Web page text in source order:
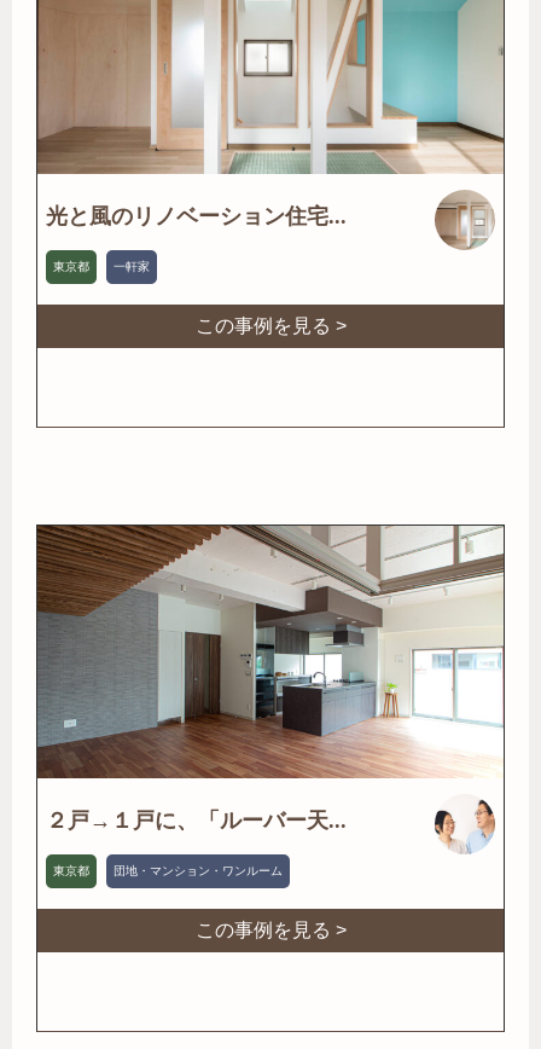
光と風のリノベーション住宅...
東京都 一軒家
この事例を見る >
２戸→１戸に、「ルーバー天...
東京都 団地・マンション・ワンルーム
この事例を見る >